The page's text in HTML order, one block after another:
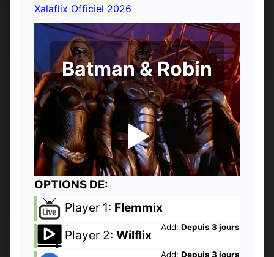
Xalaflix Officiel 2026
Batman & Robin
OPTIONS DE:
Player 1: Flemmix
Add: Depuis 3 jours
Player 2: Wilflix
Add: Depuis 3 jours